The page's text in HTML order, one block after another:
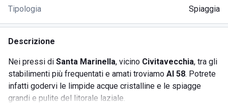
Tipologia Spiaggia
Descrizione
Nei pressi di Santa Marinella, vicino Civitavecchia, tra gli
stabilimenti più frequentati e amati troviamo Al 58. Potrete
infatti godervi le limpide acque cristalline e le spiagge
grandi e pulite del litorale laziale.